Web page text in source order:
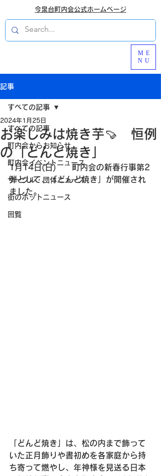
今泉台町内会公式ホームページ
ME
NU
記事
すべての記事
町内会からお知らせ
町内会イベントニュース
サークル・団体ニュース
街のホットニュース
回覧
すべての記事
お楽しみは焼き芋🍠 恒例
の「どんど焼き」
2024年1月25日
1月14日(日)　　町内会の新春行事第2
弾として、「どんど焼き」が開催され
ました。
「どんど焼き」は、松の内まで飾って
いた正月飾りや書初めを各家庭から持
ち寄って燃やし、年神様を見送る日本